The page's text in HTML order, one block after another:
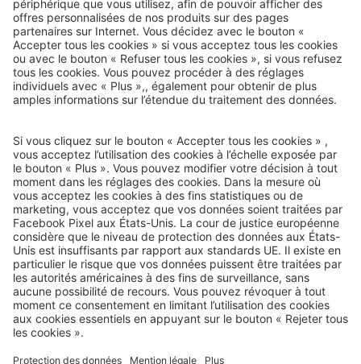
Courrier de voyage
e-mail-newsletter :
Nous serons heureux de vous envoyer nos meilleurs voyages
par e-mail à l’avenir !
Inscrivez-vous dès maintenant !